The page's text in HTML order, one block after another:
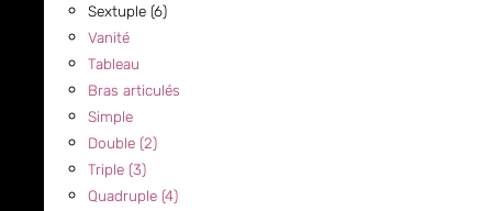
Sextuple (6)
Vanité
Tableau
Bras articulés
Simple
Double (2)
Triple (3)
Quadruple (4)